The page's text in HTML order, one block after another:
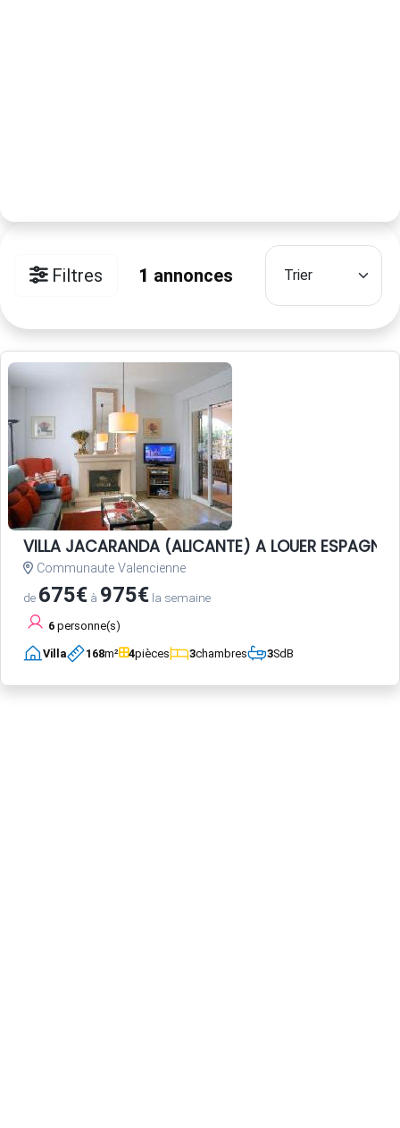
Filtres 1 annonces
VILLA JACARANDA (ALICANTE) A LOUER
Communaute Valencienne
de 675€ à 975€ la semaine
6 personne(s)
Villa 168m² 4pièces 3chambres 3SdB